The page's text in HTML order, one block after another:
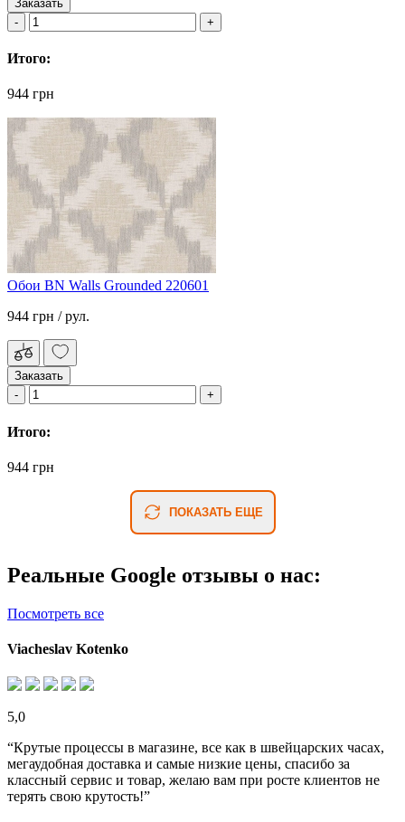
Заказать
Итого:
944 грн
Обои BN Walls Grounded 220601
944 грн / рул.
Заказать
Итого:
944 грн
ПОКАЗАТЬ ЕЩЕ
Реальные Google отзывы о нас:
Посмотреть все
Viacheslav Kotenko
5,0
“Крутые процессы в магазине, все как в швейцарских часах,
мегаудобная доставка и самые низкие цены, спасибо за
классный сервис и товар, желаю вам при росте клиентов не
терять свою крутость!”